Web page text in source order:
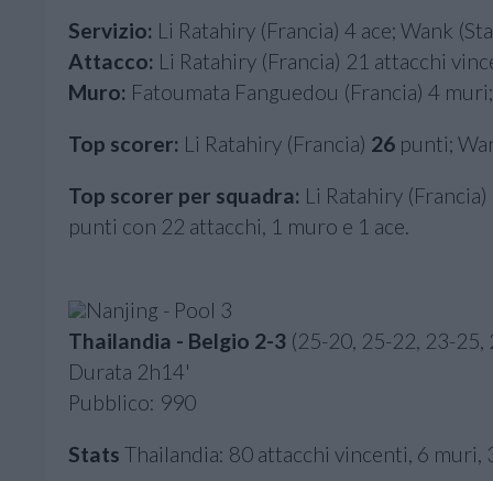
Servizio: Li Ratahiry (Francia) 4 ace; Wank
Attacco: Li Ratahiry (Francia) 21 attacchi
Muro: Fatoumata Fanguedou (Francia) 4
Top scorer: Li Ratahiry (Francia) 26 punti;
Top scorer per squadra: Li Ratahiry (Francia)
punti con 22 attacchi, 1 muro e 1 ace.
Nanjing - Pool 3
Thailandia - Belgio 2-3 (25-20, 25-22, 23-25,
Durata 2h14'
Pubblico: 990
Stats Thailandia: 80 attacchi vincenti, 6 muri,